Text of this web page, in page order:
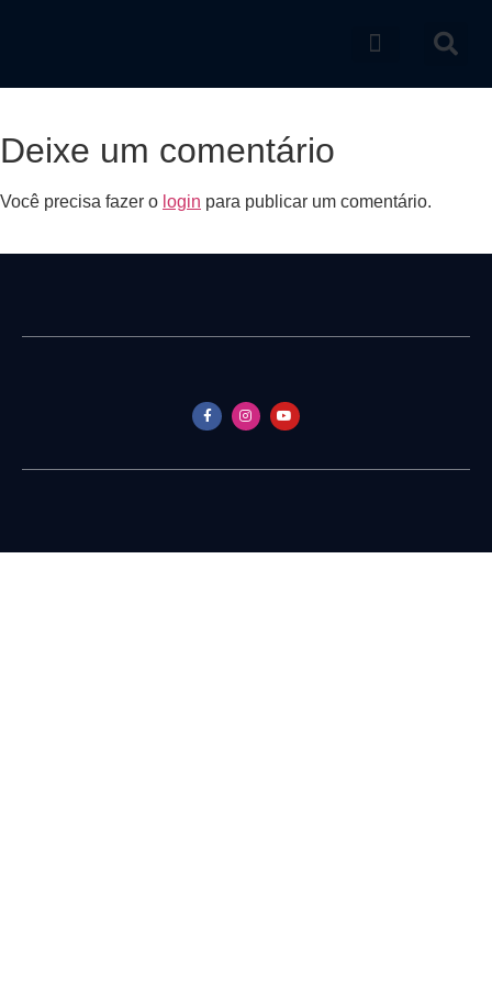
Deixe um comentário
Você precisa fazer o login para publicar um comentário.